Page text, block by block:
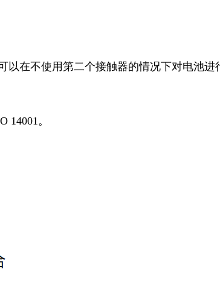
在不使用第二个接触器的情况下对电池进
14001。